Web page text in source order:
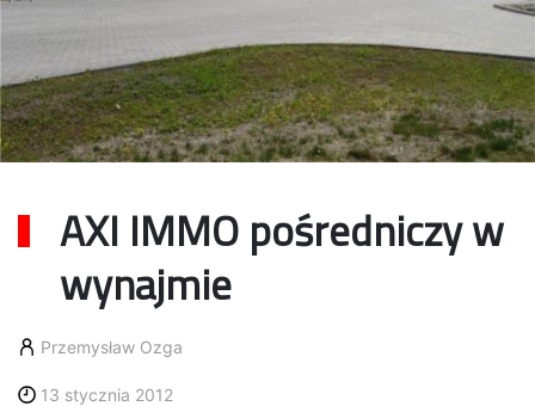
AXI IMMO pośredniczy w
wynajmie
Przemysław Ozga
13 stycznia 2012